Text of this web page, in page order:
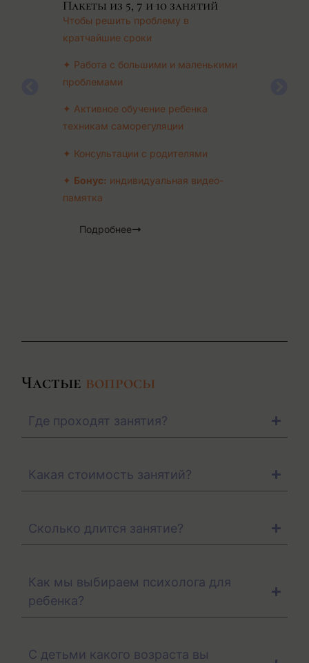
Пакеты из 5, 7 и 10 занятий
Чтобы решить проблему в
кратчайшие сроки
✦ Работа с большими и маленькими
проблемами
✦ Активное обучение ребенка
техникам саморегуляции
✦ Консультации с родителями
✦ Бонус: индивидуальная видео-
памятка
Подробнее
Частые вопросы
Где проходят занятия?
Какая стоимость занятий?
Сколько длится занятие?
Как мы выбираем психолога для
ребенка?
С детьми какого возраста вы